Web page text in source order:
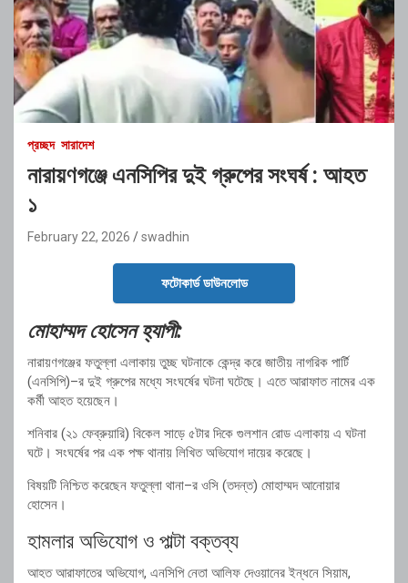
প্রচ্ছদ সারাদেশ
নারায়ণগঞ্জে এনসিপির দুই গ্রুপের সংঘর্ষ : আহত
১
February 22, 2026 swadhin
ফটোকার্ড ডাউনলোড
মোহাম্মদ হোসেন হ্যাপী:
নারায়ণগঞ্জের ফতুল্লা এলাকায় তুচ্ছ ঘটনাকে কেন্দ্র করে জাতীয় নাগরিক পার্টি
(এনসিপি)–র দুই গ্রুপের মধ্যে সংঘর্ষের ঘটনা ঘটেছে। এতে আরাফাত নামের এক
কর্মী আহত হয়েছেন।
শনিবার (২১ ফেব্রুয়ারি) বিকেল সাড়ে ৫টার দিকে গুলশান রোড এলাকায় এ ঘটনা
ঘটে। সংঘর্ষের পর এক পক্ষ থানায় লিখিত অভিযোগ দায়ের করেছে।
বিষয়টি নিশ্চিত করেছেন ফতুল্লা থানা–র ওসি (তদন্ত) মোহাম্মদ আনোয়ার
হোসেন।
হামলার অভিযোগ ও পাল্টা বক্তব্য
আহত আরাফাতের অভিযোগ, এনসিপি নেতা আলিফ দেওয়ানের ইন্ধনে সিয়াম,